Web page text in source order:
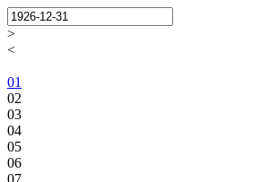
>
<
01
02
03
04
05
06
07